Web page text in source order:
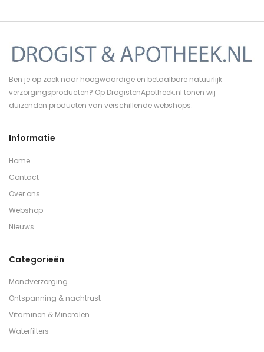
Ben je op zoek naar hoogwaardige en betaalbare natuurlijk
verzorgingsproducten? Op DrogistenApotheek.nl tonen wij
duizenden producten van verschillende webshops.
Informatie
Home
Contact
Over ons
Webshop
Nieuws
Categorieën
Mondverzorging
Ontspanning & nachtrust
Vitaminen & Mineralen
Waterfilters